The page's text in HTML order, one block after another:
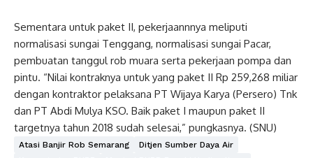
Sementara untuk paket II, pekerjaannnya meliputi
normalisasi sungai Tenggang, normalisasi sungai Pacar,
pembuatan tanggul rob muara serta pekerjaan pompa dan
pintu. “Nilai kontraknya untuk yang paket II Rp 259,268 miliar
dengan kontraktor pelaksana PT Wijaya Karya (Persero) Tnk
dan PT Abdi Mulya KSO. Baik paket I maupun paket II
targetnya tahun 2018 sudah selesai,” pungkasnya. (SNU)
Atasi Banjir Rob Semarang
Ditjen Sumber Daya Air